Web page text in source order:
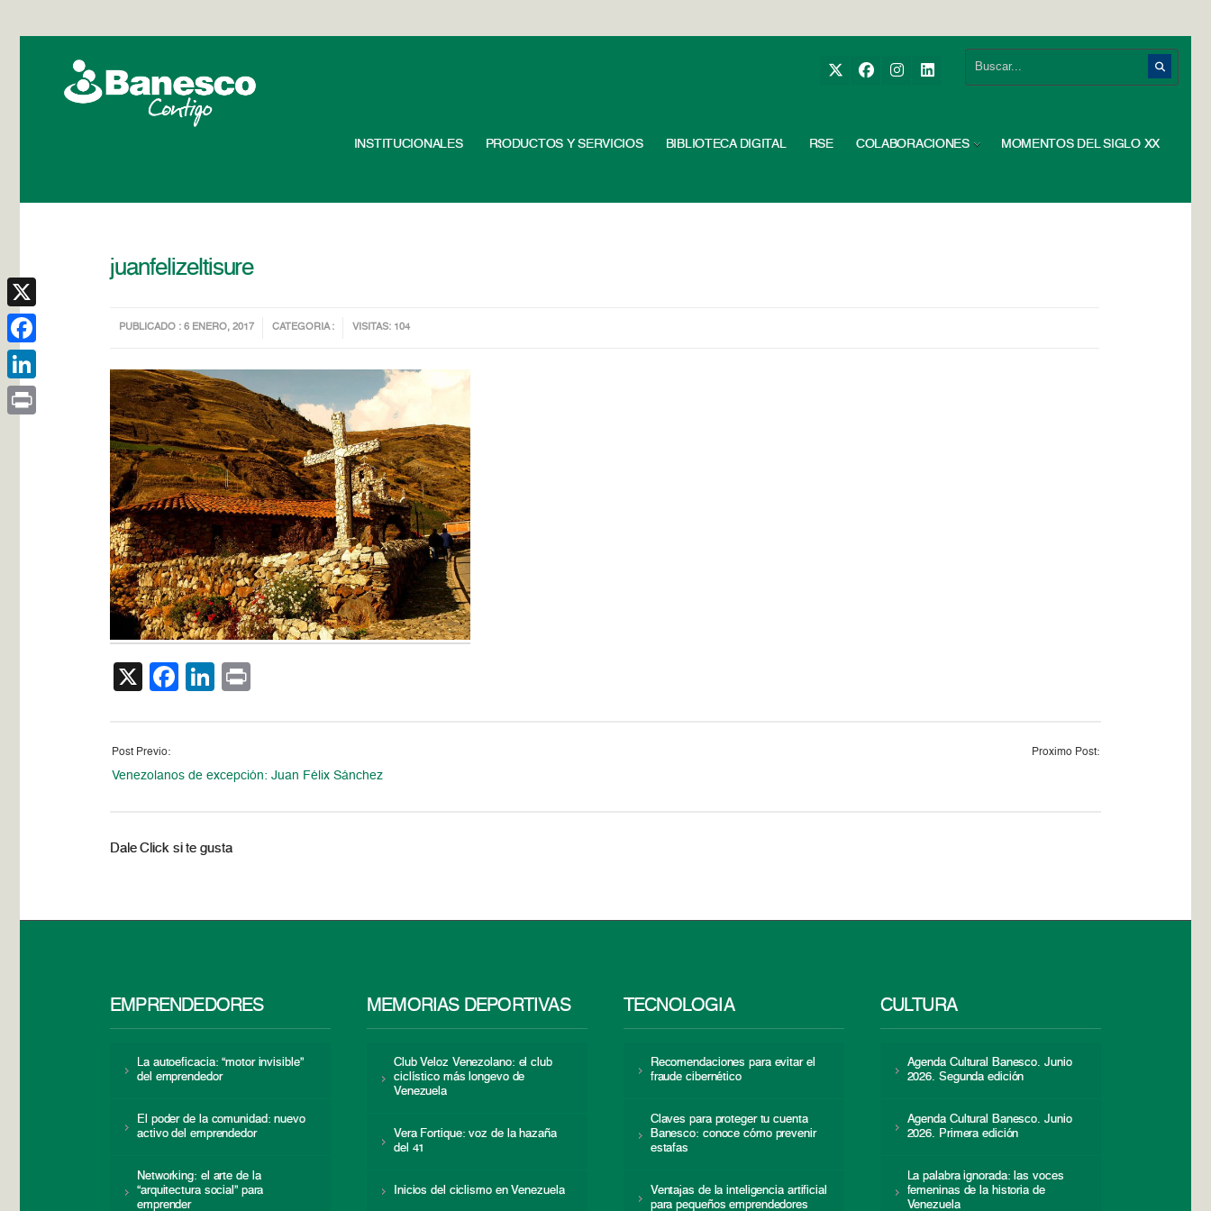
INSTITUCIONALES PRODUCTOS Y SERVICIOS BIBLIOTECA DIGITAL RSE COLABORACIONES MOMENTOS DEL SIGLO XX
juanfelizeltisure
PUBLICADO : 6 ENERO, 2017 CATEGORIA : VISITAS: 104
X Facebook
LinkedIn
Post Previo:
Venezolanos de excepción: Juan Félix Sánchez
Proximo Post:
Dale Click si te gusta
EMPRENDEDORES
La autoeficacia: “motor invisible”
del emprendedor
El poder de la comunidad: nuevo
activo del emprendedor
Networking: el arte de la
“arquitectura social” para
emprender
MEMORIAS DEPORTIVAS
Club Veloz Venezolano: el club
ciclístico más longevo de
Venezuela
Vera Fortique: voz de la hazaña
del 41
Inicios del ciclismo en Venezuela
TECNOLOGÍA
Recomendaciones para evitar el
fraude cibernético
Claves para proteger tu cuenta
Banesco: conoce cómo prevenir
estafas
Ventajas de la inteligencia artificial
para pequeños emprendedores
CULTURA
Agenda Cultural Banesco. Junio
2026. Segunda edición
Agenda Cultural Banesco. Junio
2026. Primera edición
La palabra ignorada: las voces
femeninas de la historia de
Venezuela
X
Facebook
LinkedIn